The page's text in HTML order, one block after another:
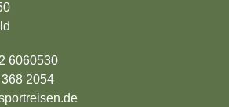
6060530
2054